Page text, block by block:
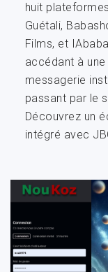
huit
Guétali,
Films, et
accédant à
messagerie
passant par le
Découvrez un
intégré avec